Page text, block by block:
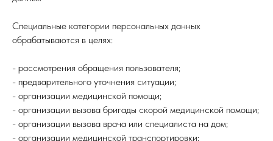
Специальные категории персональных данных
обрабатываются в целях:
- рассмотрения обращения пользователя;
- предварительного уточнения ситуации;
- организации медицинской помощи;
- организации вызова бригады скорой медицинской помощи;
- организации вызова врача или специалиста на дом;
- организации медицинской транспортировки;